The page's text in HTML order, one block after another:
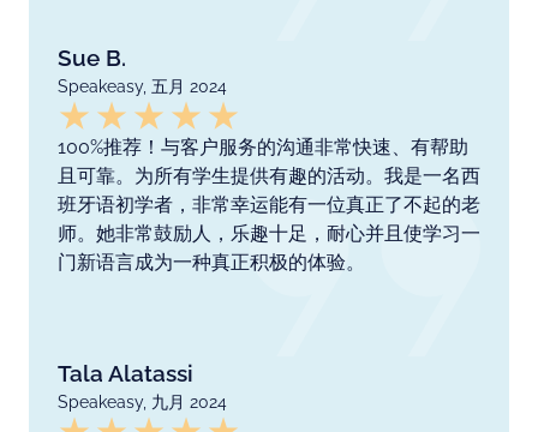
Sue B.
Speakeasy, 五月 2024
100%推荐！与客户服务的沟通非常快速、有帮助
且可靠。为所有学生提供有趣的活动。我是一名西
班牙语初学者，非常幸运能有一位真正了不起的老
师。她非常鼓励人，乐趣十足，耐心并且使学习一
门新语言成为一种真正积极的体验。
Tala Alatassi
Speakeasy, 九月 2024